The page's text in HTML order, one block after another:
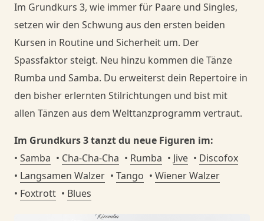
Im Grundkurs 3, wie immer für Paare und Singles,
setzen wir den Schwung aus den ersten beiden
Kursen in Routine und Sicherheit um. Der
Spassfaktor steigt. Neu hinzu kommen die Tänze
Rumba und Samba. Du erweiterst dein Repertoire in
den bisher erlernten Stilrichtungen und bist mit
allen Tänzen aus dem Welttanzprogramm vertraut.
Im Grundkurs 3 tanzt du neue Figuren im:
Samba
Cha-Cha-Cha Rumba Jive
Discofox
Langsamen Walzer
Tango
Wiener Walzer
Foxtrott
Blues
Member
Goodies
Shop
Danceorama Bern
Gesundheit
Member
Goodies
Shop
Danceorama Bern
Ball-Knigge
Quadrille
Member
Goodies
Shop
Danceorama Bern